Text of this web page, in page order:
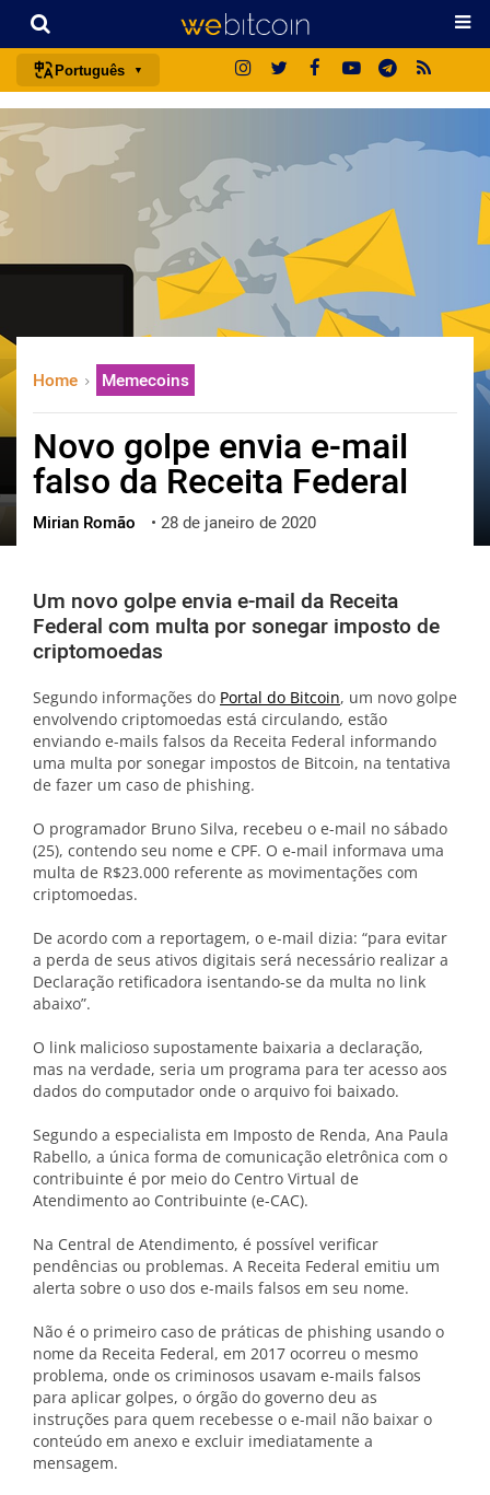
Português
english
español
русский
العربية
ไทย
ქართული
vietnamese
Home Memecoins
Novo golpe envia e-mail
falso da Receita Federal
Mirian Romão • 28 de janeiro de 2020
Um novo golpe envia e-mail da Receita
Federal com multa por sonegar imposto de
criptomoedas
Segundo informações do Portal do Bitcoin, um novo golpe
envolvendo criptomoedas está circulando, estão
enviando e-mails falsos da Receita Federal informando
uma multa por sonegar impostos de Bitcoin, na tentativa
de fazer um caso de phishing.
O programador Bruno Silva, recebeu o e-mail no sábado
(25), contendo seu nome e CPF. O e-mail informava uma
multa de R$23.000 referente as movimentações com
criptomoedas.
De acordo com a reportagem, o e-mail dizia: “para evitar
a perda de seus ativos digitais será necessário realizar a
Declaração retificadora isentando-se da multa no link
abaixo”.
O link malicioso supostamente baixaria a declaração,
mas na verdade, seria um programa para ter acesso aos
dados do computador onde o arquivo foi baixado.
Segundo a especialista em Imposto de Renda, Ana Paula
Rabello, a única forma de comunicação eletrônica com o
contribuinte é por meio do Centro Virtual de
Atendimento ao Contribuinte (e-CAC).
Na Central de Atendimento, é possível verificar
pendências ou problemas. A Receita Federal emitiu um
alerta sobre o uso dos e-mails falsos em seu nome.
Não é o primeiro caso de práticas de phishing usando o
nome da Receita Federal, em 2017 ocorreu o mesmo
problema, onde os criminosos usavam e-mails falsos
para aplicar golpes, o órgão do governo deu as
instruções para quem recebesse o e-mail não baixar o
conteúdo em anexo e excluir imediatamente a
mensagem.